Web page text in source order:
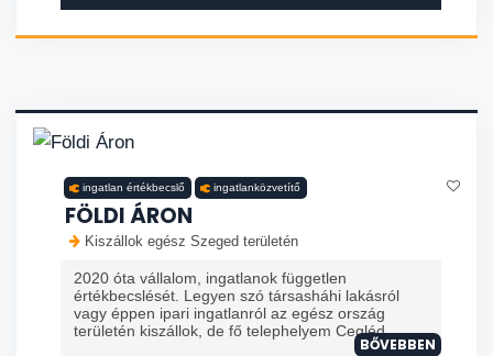
ingatlan értékbecslő ingatlanközvetítő
FÖLDI ÁRON
Kiszállok egész Szeged területén
2020 óta vállalom, ingatlanok független
értékbecslését. Legyen szó társasháhi lakásról
vagy éppen ipari ingatlanról az egész ország
területén kiszállok, de fő telephelyem Cegléd ...
BŐVEBBEN